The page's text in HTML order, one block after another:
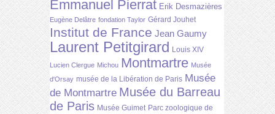
Emmanuel Pierrat Erik Desmazières
Eugène Delâtre fondation Taylor Gérard Jouhet
Institut de France Jean Gaumy
Laurent Petitgirard Louis XIV
Lucien Clergue Michou Montmartre Musée
d'Orsay musée de la Libération de Paris Musée
de Montmartre Musée du Barreau
de Paris Musée Guimet Parc zoologique de